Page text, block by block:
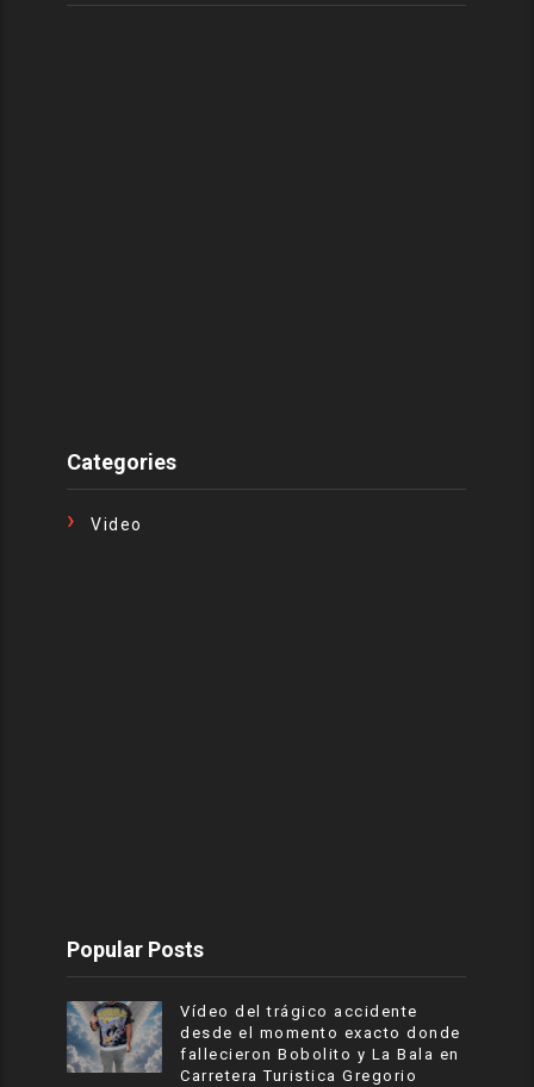
Categories
Video
Popular Posts
Vídeo del trágico accidente
desde el momento exacto donde
fallecieron Bobolito y La Bala en
Carretera Turistica Gregorio